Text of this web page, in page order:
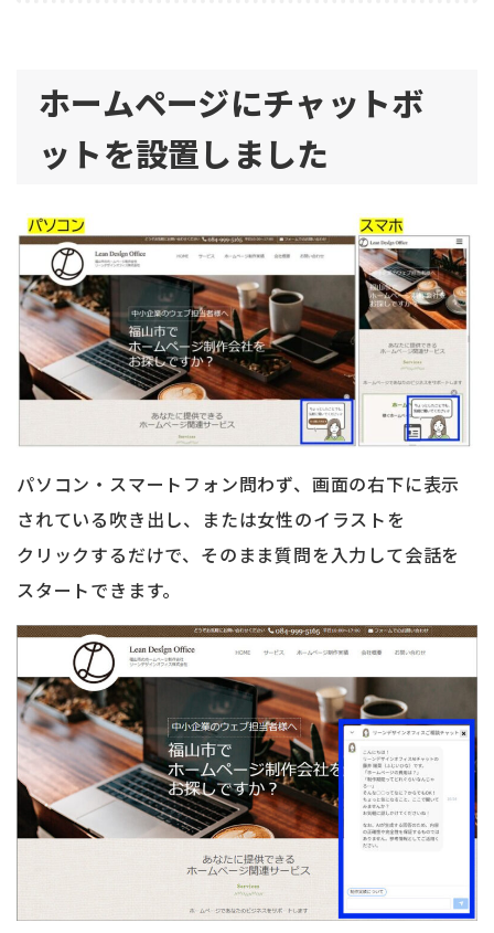
ホームページにチャットボ
ットを設置しました
パソコン・スマートフォン問わず、画面の右下に表示
されている吹き出し、または女性のイラストを
クリックするだけで、そのまま質問を入力して会話を
スタートできます。